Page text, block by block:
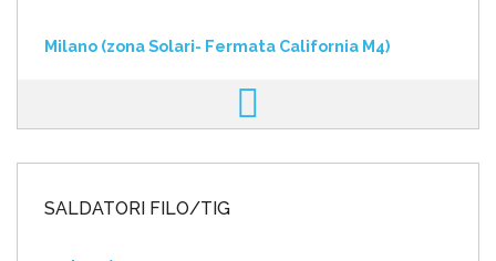
Milano (zona Solari- Fermata California M4)
SALDATORI FILO/TIG